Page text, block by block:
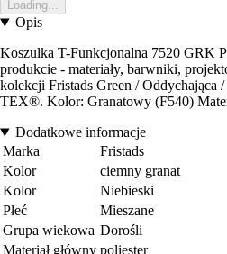
Loading...
Opis
Koszulka T-Funkcjonalna 7520 GRK
produkcie - materiały, barwniki,
kolekcji Fristads Green /
TEX®. Kolor: Granatowy (F540)
Dodatkowe informacje
Marka
Fristads
Kolor
ciemny granat
Kolor
Niebieski
Płeć
Mieszane
Grupa wiekowa Dorośli
Materiał główny poliester